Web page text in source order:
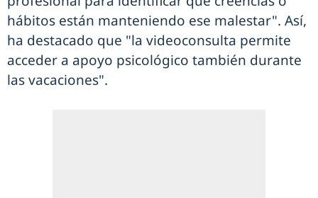
hábitos están manteniendo ese malestar". Así,
ha destacado que "la videoconsulta permite
acceder a apoyo psicológico también durante
las vacaciones".